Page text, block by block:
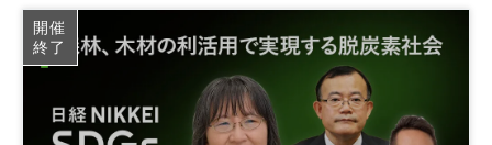
参加無料
開催
終了